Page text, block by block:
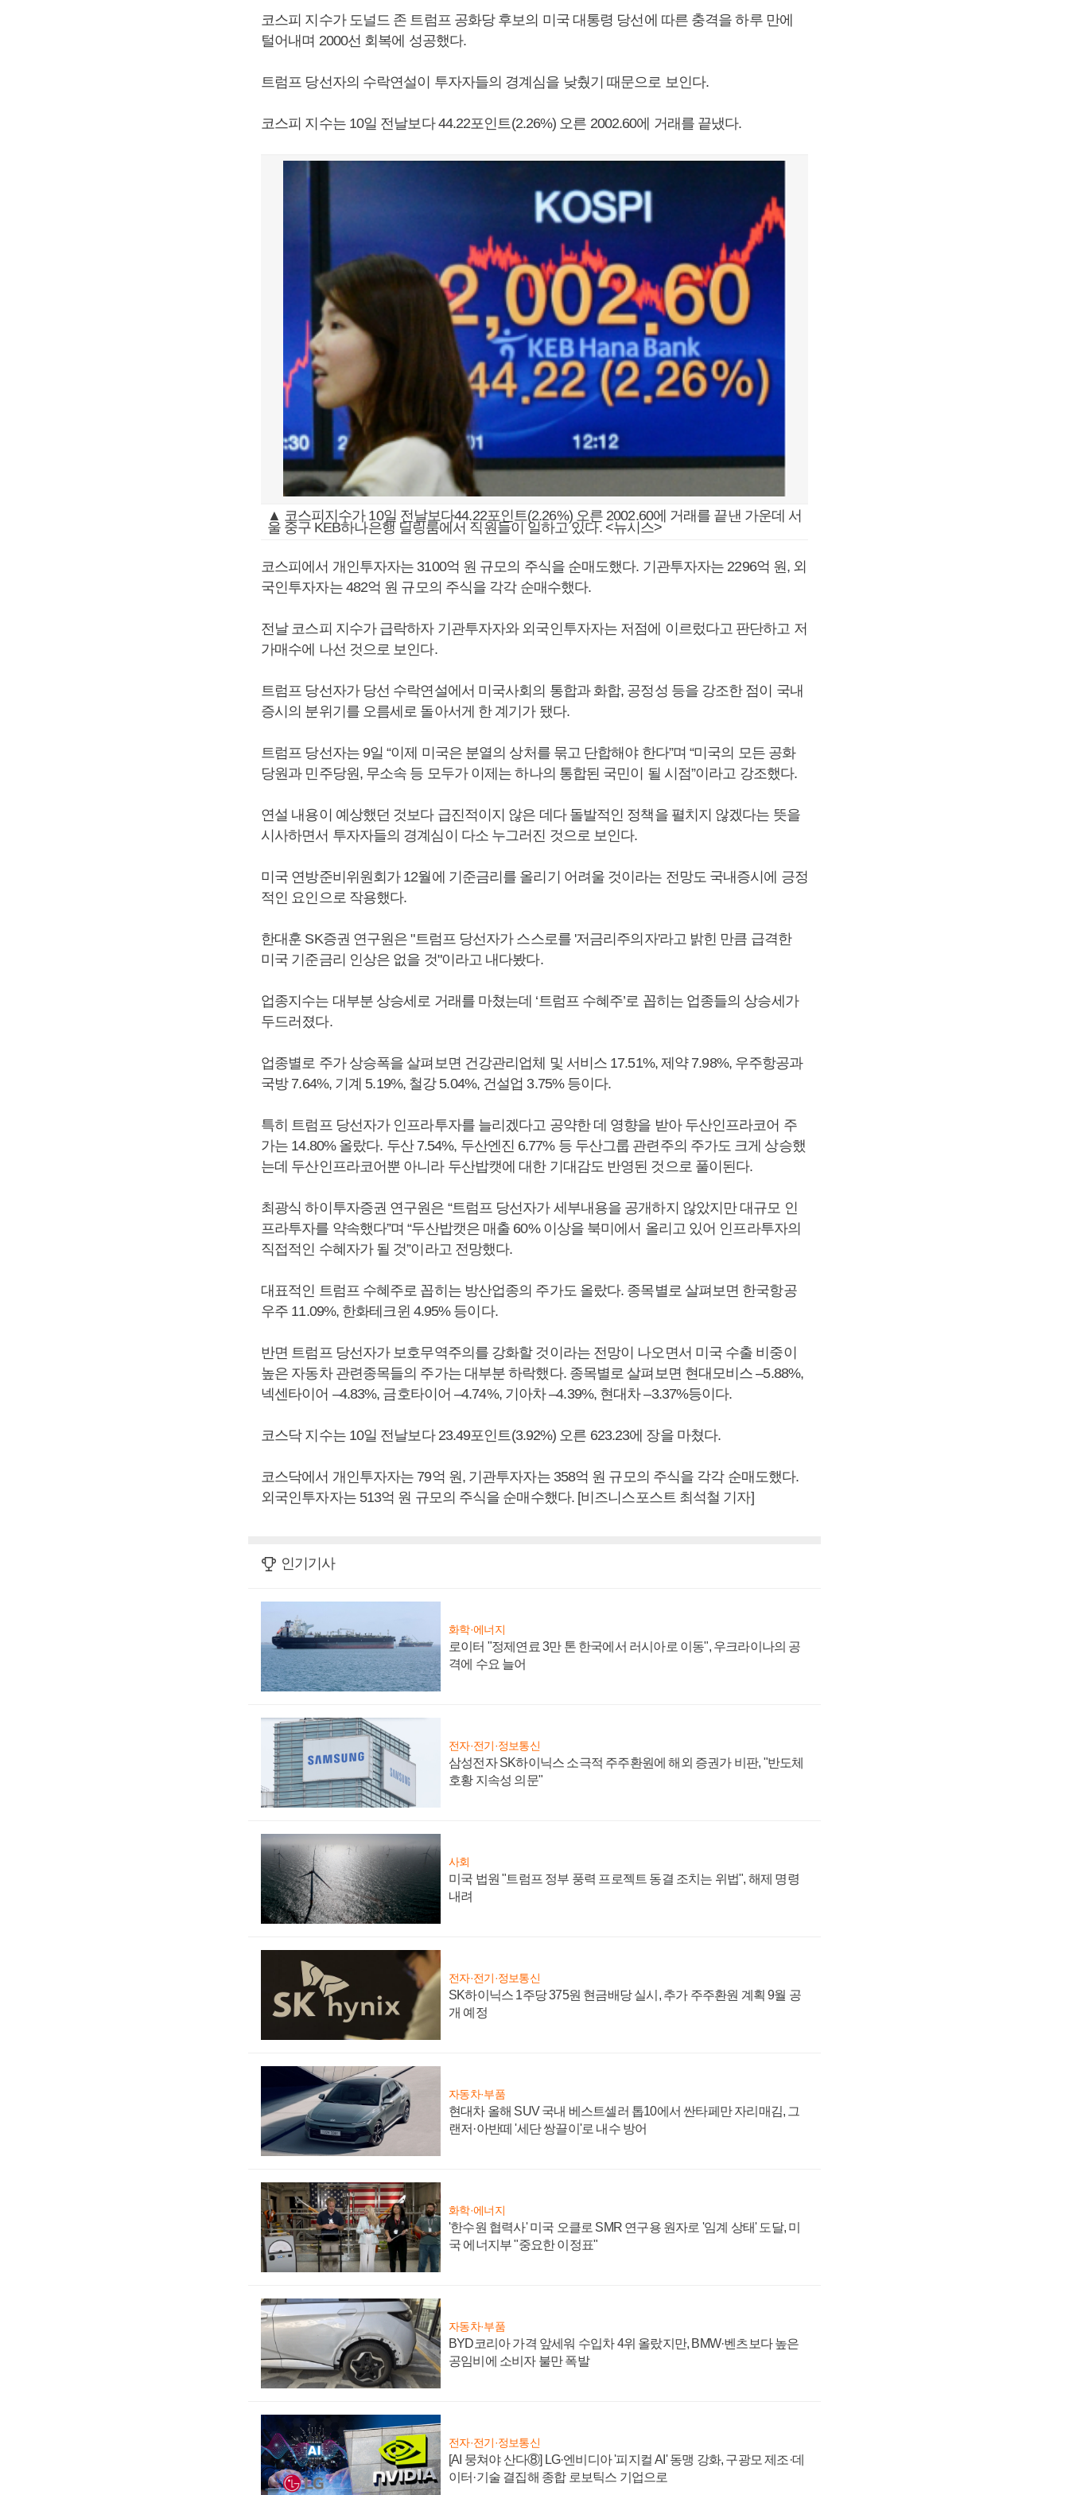
코스피 지수가 도널드 존 트럼프 공화당 후보의 미국 대통령 당선에 따른 충격을 하루 만에
털어내며 2000선 회복에 성공했다.
트럼프 당선자의 수락연설이 투자자들의 경계심을 낮췄기 때문으로 보인다.
코스피 지수는 10일 전날보다 44.22포인트(2.26%) 오른 2002.60에 거래를 끝냈다.
▲ 코스피지수가 10일 전날보다44.22포인트(2.26%) 오른 2002.60에 거래를 끝낸 가운데 서
울 중구 KEB하나은행 딜링룸에서 직원들이 일하고 있다. <뉴시스>
코스피에서 개인투자자는 3100억 원 규모의 주식을 순매도했다. 기관투자자는 2296억 원, 외
국인투자자는 482억 원 규모의 주식을 각각 순매수했다.
전날 코스피 지수가 급락하자 기관투자자와 외국인투자자는 저점에 이르렀다고 판단하고 저
가매수에 나선 것으로 보인다.
트럼프 당선자가 당선 수락연설에서 미국사회의 통합과 화합, 공정성 등을 강조한 점이 국내
증시의 분위기를 오름세로 돌아서게 한 계기가 됐다.
트럼프 당선자는 9일 “이제 미국은 분열의 상처를 묶고 단합해야 한다”며 “미국의 모든 공화
당원과 민주당원, 무소속 등 모두가 이제는 하나의 통합된 국민이 될 시점”이라고 강조했다.
연설 내용이 예상했던 것보다 급진적이지 않은 데다 돌발적인 정책을 펼치지 않겠다는 뜻을
시사하면서 투자자들의 경계심이 다소 누그러진 것으로 보인다.
미국 연방준비위원회가 12월에 기준금리를 올리기 어려울 것이라는 전망도 국내증시에 긍정
적인 요인으로 작용했다.
한대훈 SK증권 연구원은 "트럼프 당선자가 스스로를 '저금리주의자'라고 밝힌 만큼 급격한
미국 기준금리 인상은 없을 것"이라고 내다봤다.
업종지수는 대부분 상승세로 거래를 마쳤는데 ‘트럼프 수혜주’로 꼽히는 업종들의 상승세가
두드러졌다.
업종별로 주가 상승폭을 살펴보면 건강관리업체 및 서비스 17.51%, 제약 7.98%, 우주항공과
국방 7.64%, 기계 5.19%, 철강 5.04%, 건설업 3.75% 등이다.
특히 트럼프 당선자가 인프라투자를 늘리겠다고 공약한 데 영향을 받아 두산인프라코어 주
가는 14.80% 올랐다. 두산 7.54%, 두산엔진 6.77% 등 두산그룹 관련주의 주가도 크게 상승했
는데 두산인프라코어뿐 아니라 두산밥캣에 대한 기대감도 반영된 것으로 풀이된다.
최광식 하이투자증권 연구원은 “트럼프 당선자가 세부내용을 공개하지 않았지만 대규모 인
프라투자를 약속했다”며 “두산밥캣은 매출 60% 이상을 북미에서 올리고 있어 인프라투자의
직접적인 수혜자가 될 것”이라고 전망했다.
대표적인 트럼프 수혜주로 꼽히는 방산업종의 주가도 올랐다. 종목별로 살펴보면 한국항공
우주 11.09%, 한화테크윈 4.95% 등이다.
반면 트럼프 당선자가 보호무역주의를 강화할 것이라는 전망이 나오면서 미국 수출 비중이
높은 자동차 관련종목들의 주가는 대부분 하락했다. 종목별로 살펴보면 현대모비스 –5.88%,
넥센타이어 –4.83%, 금호타이어 –4.74%, 기아차 –4.39%, 현대차 –3.37%등이다.
코스닥 지수는 10일 전날보다 23.49포인트(3.92%) 오른 623.23에 장을 마쳤다.
코스닥에서 개인투자자는 79억 원, 기관투자자는 358억 원 규모의 주식을 각각 순매도했다.
외국인투자자는 513억 원 규모의 주식을 순매수했다. [비즈니스포스트 최석철 기자]
인기기사
화학·에너지
로이터 "정제연료 3만 톤 한국에서 러시아로 이동", 우크라이나의 공
격에 수요 늘어
전자·전기·정보통신
삼성전자 SK하이닉스 소극적 주주환원에 해외 증권가 비판, "반도체
호황 지속성 의문"
사회
미국 법원 "트럼프 정부 풍력 프로젝트 동결 조치는 위법", 해제 명령
내려
전자·전기·정보통신
SK하이닉스 1주당 375원 현금배당 실시, 추가 주주환원 계획 9월 공
개 예정
자동차·부품
현대차 올해 SUV 국내 베스트셀러 톱10에서 싼타페만 자리매김, 그
랜저·아반떼 '세단 쌍끌이'로 내수 방어
화학·에너지
'한수원 협력사' 미국 오클로 SMR 연구용 원자로 '임계 상태' 도달, 미
국 에너지부 "중요한 이정표"
자동차·부품
BYD코리아 가격 앞세워 수입차 4위 올랐지만, BMW·벤츠보다 높은
공임비에 소비자 불만 폭발
전자·전기·정보통신
[AI 뭉쳐야 산다⑧] LG·엔비디아 '피지컬 AI' 동맹 강화, 구광모 제조·데
이터·기술 결집해 종합 로보틱스 기업으로